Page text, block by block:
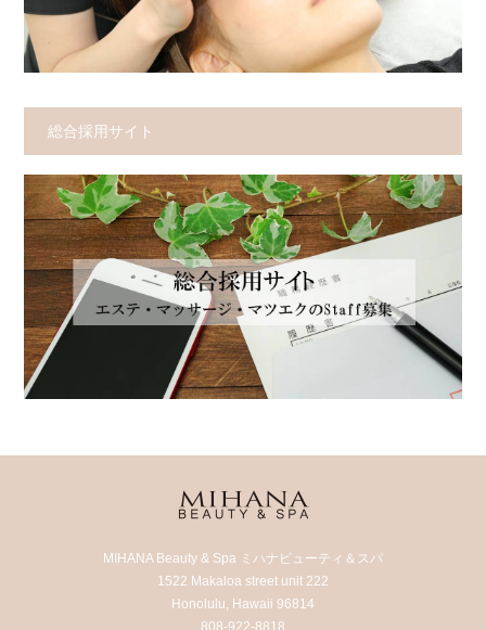
総合採用サイト
MIHANA Beauty & Spa ミハナビューティ＆スパ
1522 Makaloa street unit 222
Honolulu, Hawaii 96814
808-922-8818